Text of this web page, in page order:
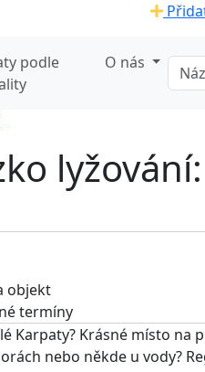
podle
O nás
objekt
termíny
Karpaty? Krásné místo na
nebo někde u vody?